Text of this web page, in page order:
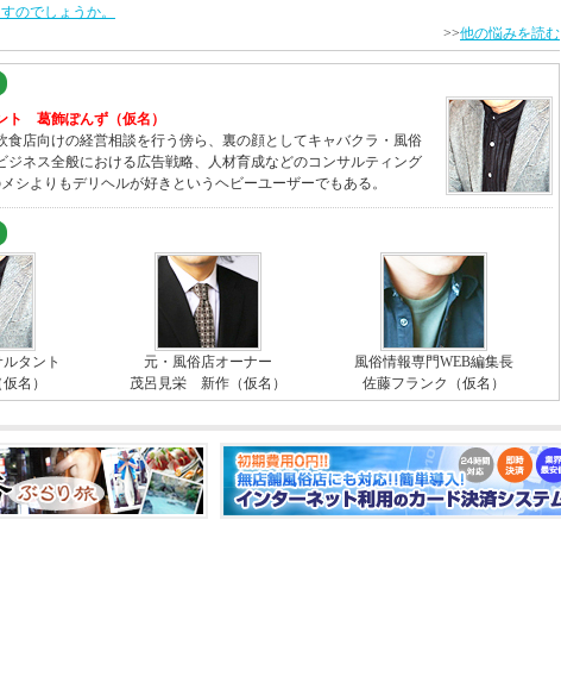
のでしょうか。
>>他の悩みを読む
ト 葛飾ぽんず（仮名）
食店向けの経営相談を行う傍ら、裏の顔としてキャバクラ・風俗
ジネス全般における広告戦略、人材育成などのコンサルティング
シよりもデリヘルが好きというヘビーユーザーでもある。
タント
名）
元・風俗店オーナー
茂呂見栄 新作（仮名）
風俗情報専門WEB編集長
佐藤フランク（仮名）